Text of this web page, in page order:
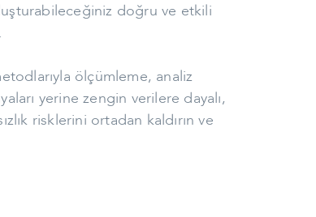
doğru ve etkili
ölçümleme, analiz
yerine zengin verilere dayalı,
risklerini ortadan kaldırın ve